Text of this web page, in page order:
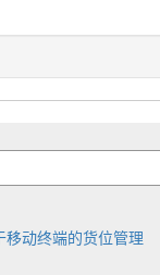
动终端的货位管理